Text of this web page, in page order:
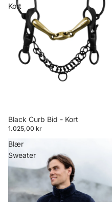
Kort
Black Curb Bid - Kort
1.025,00 kr
Blær
Sweater